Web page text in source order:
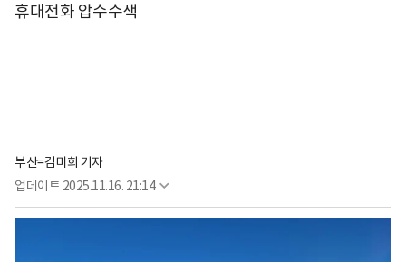
휴대전화 압수수색
부산=김미희 기자
업데이트 2025.11.16. 21:14